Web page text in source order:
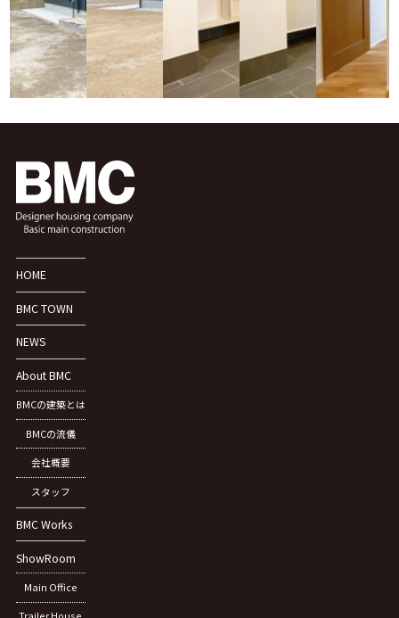
HOME
BMC TOWN
NEWS
About BMC
BMCの建築とは
BMCの流儀
会社概要
スタッフ
BMC Works
ShowRoom
Main Office